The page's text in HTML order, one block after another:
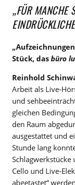
„FÜR MANCHE
Stück, das büro
Reinhold
Arbeit als Live-
und
gleichen
den Raum
ausgestattet und
Stunde lang
Cello und Live-
abgetastet“